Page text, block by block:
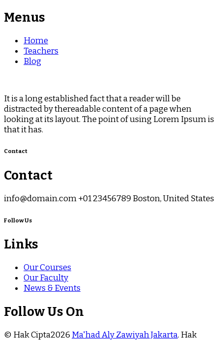
Menus
Home
Teachers
Blog
It is a long established fact that a reader will be
distracted by thereadable content of a page when
looking at its layout. The point of using Lorem Ipsum is
that it has.
Contact
Contact
info@domain.com +01 23456789 Boston, United States
Follow Us
Links
Our Courses
Our Faculty
News & Events
Follow Us On
© Hak Cipta2026 Ma'had Aly Zawiyah Jakarta. Hak